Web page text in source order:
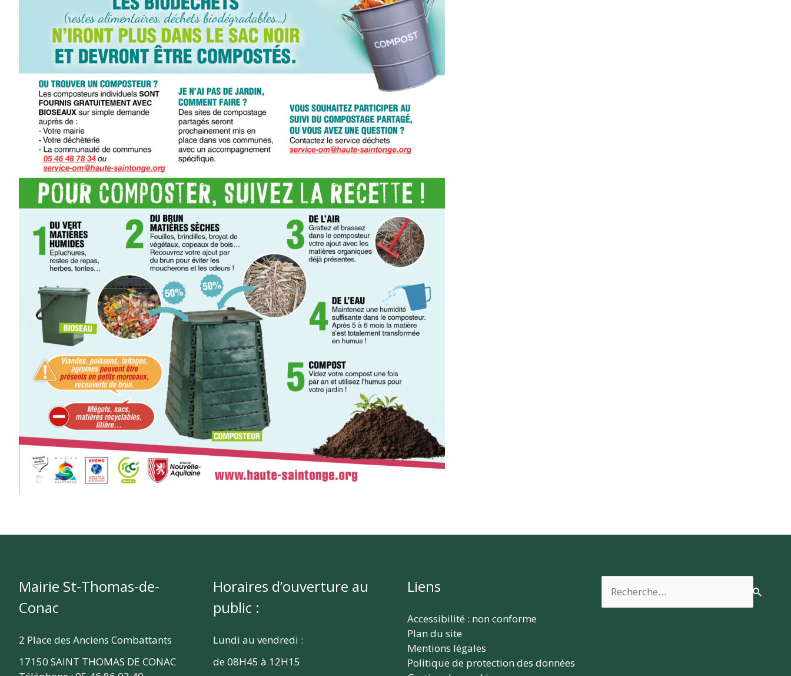
Mairie St-Thomas-de-
Conac
2 Place des Anciens Combattants
17150 SAINT THOMAS DE CONAC
Horaires d’ouverture au
public :
Lundi au vendredi :
de 08H45 à 12H15
Liens
Accessibilité : non conforme
Plan du site
Mentions légales
Politique de protection des données